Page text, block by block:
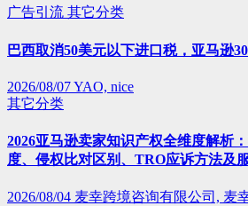
广告引流 其它分类
巴西取消50美元以下进口税，亚马逊
2026/08/07YAO, nice
其它分类
2026亚马逊卖家知识产权全维度解析
度、侵权比对区别、TRO应诉方法及
2026/08/04 麦幸跨境咨询有限公司, 麦